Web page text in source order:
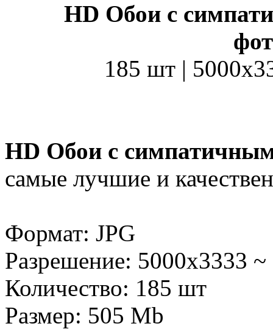
HD Обои с
185 шт |
HD Обои с
самые лучшие и
Формат: JPG
Разрешение: 5000x3333
Количество: 185 шт
Размер: 505 Mb